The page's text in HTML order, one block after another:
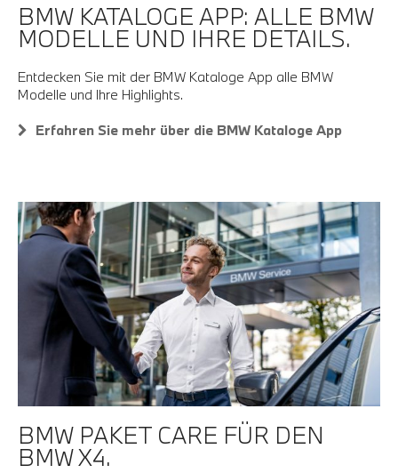
BMW KATALOGE APP: ALLE BMW
MODELLE UND IHRE DETAILS.
Entdecken Sie mit der BMW Kataloge App alle BMW
Modelle und Ihre Highlights.
Erfahren Sie mehr über die BMW Kataloge App
BMW PAKET CARE FÜR DEN
BMW X4.